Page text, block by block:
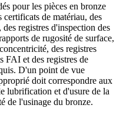
pour les pièces en bronze
de matériau, des
registres d'inspection des
de rugosité de surface,
des registres
FAI et des registres de
D'un point de vue
doit correspondre aux
lubrification et d'usure de la
de l'usinage du bronze.